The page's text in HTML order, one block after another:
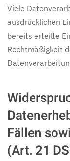
Viele
ausdrücklichen
bereits erteilte
Rechtmäßigkeit
Fällen
(Art. 21